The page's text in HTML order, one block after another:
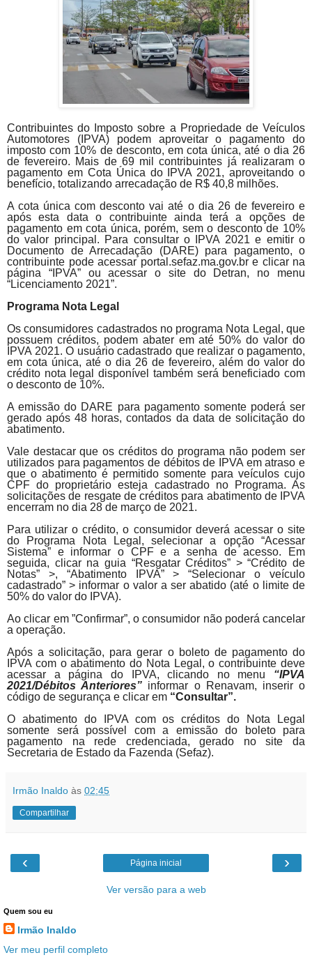
Contribuintes do Imposto sobre a Propriedade de Veículos
Automotores (IPVA) podem aproveitar o pagamento do
imposto com 10% de desconto, em cota única, até o dia 26
de fevereiro. Mais de 69 mil contribuintes já realizaram o
pagamento em Cota Única do IPVA 2021, aproveitando o
benefício, totalizando arrecadação de R$ 40,8 milhões.
A cota única com desconto vai até o dia 26 de fevereiro e
após esta data o contribuinte ainda terá a opções de
pagamento em cota única, porém, sem o desconto de 10%
do valor principal. Para consultar o IPVA 2021 e emitir o
Documento de Arrecadação (DARE) para pagamento, o
contribuinte pode acessar portal.sefaz.ma.gov.bre clicar na
página “IPVA” ou acessar o site do Detran, no menu
“Licenciamento 2021”.
Programa Nota Legal
Os consumidores cadastrados no programa Nota Legal, que
possuem créditos, podem abater em até 50% do valor do
IPVA 2021. O usuário cadastrado que realizar o pagamento,
em cota única, até o dia 26 de fevereiro, além do valor do
crédito nota legal disponível também será beneficiado com
o desconto de 10%.
A emissão do DARE para pagamento somente poderá ser
gerado após 48 horas, contados da data de solicitação do
abatimento.
Vale destacar que os créditos do programa não podem ser
utilizados para pagamentos de débitos de IPVA em atraso e
que o abatimento é permitido somente para veículos cujo
CPF do proprietário esteja cadastrado no Programa. As
solicitações de resgate de créditos para abatimento de IPVA
encerram no dia 28 de março de 2021.
Para utilizar o crédito, o consumidor deverá acessar o site
do Programa Nota Legal, selecionar a opção “Acessar
Sistema” e informar o CPF e a senha de acesso. Em
seguida, clicar na guia “Resgatar Créditos” > “Crédito de
Notas” >, “Abatimento IPVA” > “Selecionar o veículo
cadastrado” > informar o valor a ser abatido (até o limite de
50% do valor do IPVA).
Ao clicar em ”Confirmar”, o consumidor não poderá cancelar
a operação.
Após a solicitação, para gerar o boleto de pagamento do
IPVA com o abatimento do Nota Legal, o contribuinte deve
acessar a página do IPVA, clicando no menu “IPVA
2021/Débitos Anteriores” informar o Renavam, inserir o
código de segurança e clicar em “Consultar”.
O abatimento do IPVA com os créditos do Nota Legal
somente será possível com a emissão do boleto para
pagamento na rede credenciada, gerado no site da
Secretaria de Estado da Fazenda (Sefaz).
Irmão Inaldo às 02:45
Compartilhar
‹ ›
Página inicial
Ver versão para a web
Quem sou eu
Irmão Inaldo
Ver meu perfil completo